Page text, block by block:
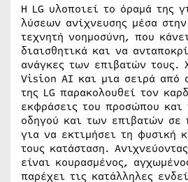
Η LG υλοποιεί το όραμά της
λύσεων ανίχνευσης μέσα
τεχνητή νοημοσύνη, που
διαισθητικά και να
ανάγκες των επιβατών τους.
Vision AI και μια σειρά από
της LG παρακολουθεί τον
εκφράσεις του προσώπου και
οδηγού και των επιβατών σε
για να εκτιμήσει τη φυσική
τους κατάσταση.
είναι κουρασμένος,
παρέχει τις κατάλληλες